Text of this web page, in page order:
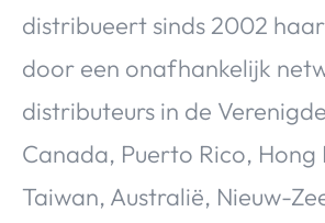
VALERIE'S CHOICE
Food & Drinks Health & Beauty
Travel
Lifestyle
distribueert sinds 2002
door een onafhankelijk
distributeurs in de
Canada, Puerto Rico, Hong
Taiwan, Australië, Nieuw-